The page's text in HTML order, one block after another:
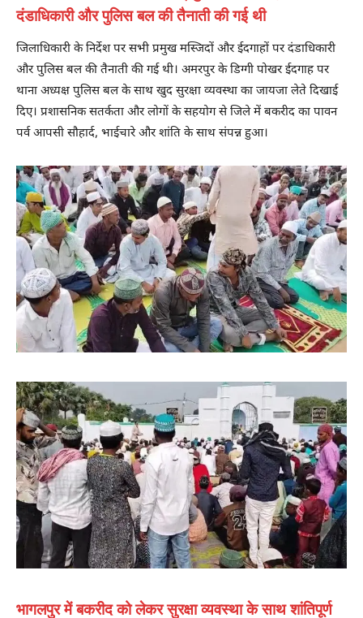
दंडाधिकारी और पुलिस बल की तैनाती की गई थी
जिलाधिकारी के निर्देश पर सभी प्रमुख मस्जिदों और ईदगाहों पर दंडाधिकारी
और पुलिस बल की तैनाती की गई थी। अमरपुर के डिग्गी पोखर ईदगाह पर
थाना अध्यक्ष पुलिस बल के साथ खुद सुरक्षा व्यवस्था का जायजा लेते दिखाई
दिए। प्रशासनिक सतर्कता और लोगों के सहयोग से जिले में बकरीद का पावन
पर्व आपसी सौहार्द, भाईचारे और शांति के साथ संपन्न हुआ।
भागलपुर में बकरीद को लेकर सुरक्षा व्यवस्था के साथ शांतिपूर्ण